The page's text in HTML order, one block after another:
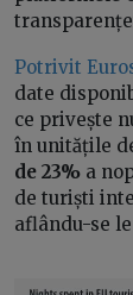
Potrivit
date
ce privește
în unitățile
de 23% a
de turiști
aflându-se